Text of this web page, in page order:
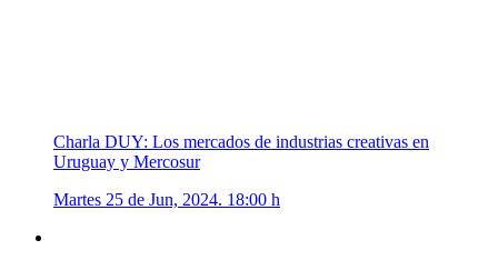
Charla DUY: Los mercados de industrias creativas en
Uruguay y Mercosur
Martes 25 de Jun, 2024. 18:00 h